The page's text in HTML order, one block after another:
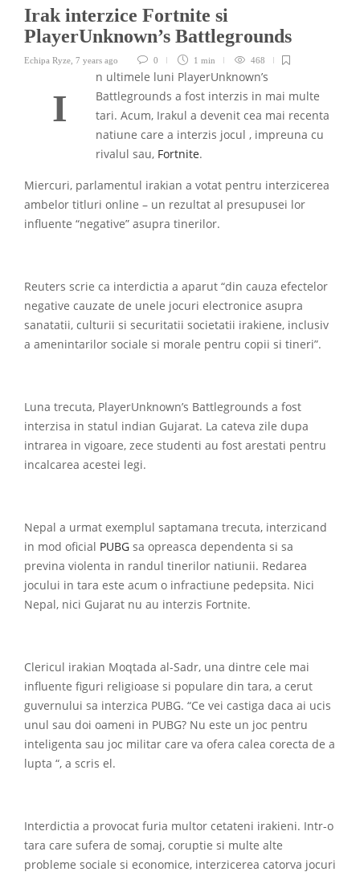
Irak interzice Fortnite si
PlayerUnknown’s Battlegrounds
Echipa Ryze 7 years ago 0 1 min 468
I
n ultimele luni PlayerUnknown’s
Battlegrounds a fost interzis in mai multe
tari. Acum, Irakul a devenit cea mai recenta
natiune care a interzis jocul , impreuna cu
rivalul sau, Fortnite.
Miercuri, parlamentul irakian a votat pentru interzicerea
ambelor titluri online – un rezultat al presupusei lor
influente “negative” asupra tinerilor.
Reuters scrie ca interdictia a aparut “din cauza efectelor
negative cauzate de unele jocuri electronice asupra
sanatatii, culturii si securitatii societatii irakiene, inclusiv
a amenintarilor sociale si morale pentru copii si tineri”.
Luna trecuta, PlayerUnknown’s Battlegrounds a fost
interzisa in statul indian Gujarat. La cateva zile dupa
intrarea in vigoare, zece studenti au fost arestati pentru
incalcarea acestei legi.
Nepal a urmat exemplul saptamana trecuta, interzicand
in mod oficial PUBG sa opreasca dependenta si sa
previna violenta in randul tinerilor natiunii. Redarea
jocului in tara este acum o infractiune pedepsita. Nici
Nepal, nici Gujarat nu au interzis Fortnite.
Clericul irakian Moqtada al-Sadr, una dintre cele mai
influente figuri religioase si populare din tara, a cerut
guvernului sa interzica PUBG. “Ce vei castiga daca ai ucis
unul sau doi oameni in PUBG? Nu este un joc pentru
inteligenta sau joc militar care va ofera calea corecta de a
lupta “, a scris el.
Interdictia a provocat furia multor cetateni irakieni. Intr-o
tara care sufera de somaj, coruptie si multe alte
probleme sociale si economice, interzicerea catorva jocuri